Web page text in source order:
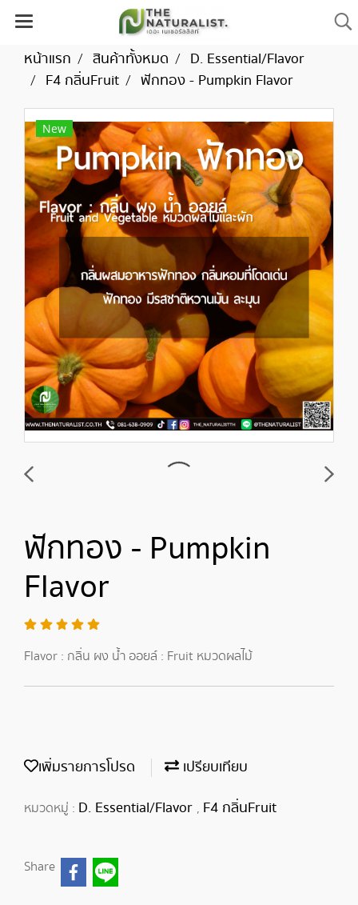
หน้าแรก สินค้าทั้งหมด
D. Essential/Flavor
F4 กลิ่นFruit
ฟักทอง - Pumpkin Flavor
New
ฟักทอง - Pumpkin
Flavor
Flavor : กลิ่น ผง น้ำ ออยล์ : Fruit หมวดผลไม้
เพิ่มรายการโปรด เปรียบเทียบ
หมวดหมู่ : D. Essential/Flavor , F4 กลิ่นFruit
Share